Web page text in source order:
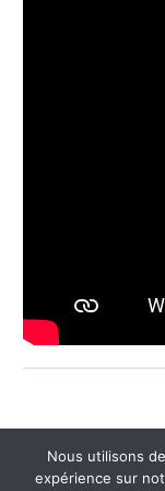
Nous utilisons
expérience sur